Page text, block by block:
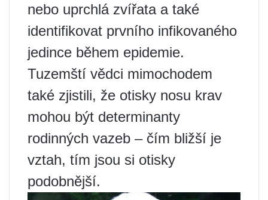
nebo uprchlá zvířata a také
identifikovat prvního infikovaného
jedince během epidemie.
Tuzemští vědci mimochodem
také zjistili, že otisky nosu krav
mohou být determinanty
rodinných vazeb – čím bližší je
vztah, tím jsou si otisky
podobnější.